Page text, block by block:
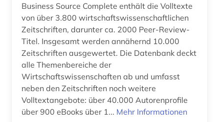
Business Source Complete enthält die Volltexte
von über 3.800 wirtschaftswissenschaftlichen
Zeitschriften, darunter ca. 2000 Peer-Review-
Titel. Insgesamt werden annähernd 10.000
Zeitschriften ausgewertet. Die Datenbank deckt
alle Themenbereiche der
Wirtschaftswissenschaften ab und umfasst
neben den Zeitschriften noch weitere
Volltextangebote: über 40.000 Autorenprofile
über 900 eBooks über 1... Mehr Informationen